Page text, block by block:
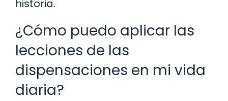
historia.
¿Cómo puedo aplicar las
lecciones de las
dispensaciones en mi vida
diaria?